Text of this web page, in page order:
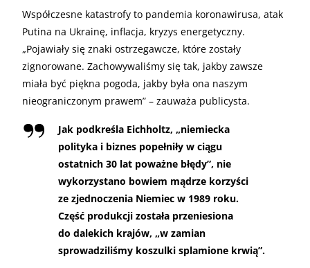
Współczesne katastrofy to pandemia koronawirusa, atak
Putina na Ukrainę, inflacja, kryzys energetyczny.
„Pojawiały się znaki ostrzegawcze, które zostały
zignorowane. Zachowywaliśmy się tak, jakby zawsze
miała być piękna pogoda, jakby była ona naszym
nieograniczonym prawem” – zauważa publicysta.
Jak podkreśla Eichholtz, „niemiecka
polityka i biznes popełniły w ciągu
ostatnich 30 lat poważne błędy”, nie
wykorzystano bowiem mądrze korzyści
ze zjednoczenia Niemiec w 1989 roku.
Część produkcji została przeniesiona
do dalekich krajów, „w zamian
sprowadziliśmy koszulki splamione krwią”.